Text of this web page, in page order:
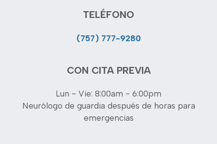
TELÉFONO
(757) 777-9280
CON CITA PREVIA
Lun - Vie: 8:00am - 6:00pm
Neurólogo de guardia después de horas para
emergencias